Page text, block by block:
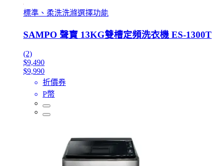
標準、柔洗洗滌選擇功能
SAMPO 聲寶 13KG雙槽定頻洗衣機 ES-1300T
(2)
$9,490
$9,990
折價券
P幣